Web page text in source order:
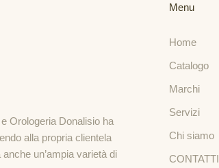
Orologeria Donalisio ha
alla propria clientela
un’ampia varietà di
Menu
Home
Catalogo
Marchi
Servizi
Chi siamo
CONTATTI